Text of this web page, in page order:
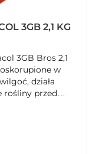
3GB 2,1 KG
3GB Bros 2,1
w
działa
rośliny przed